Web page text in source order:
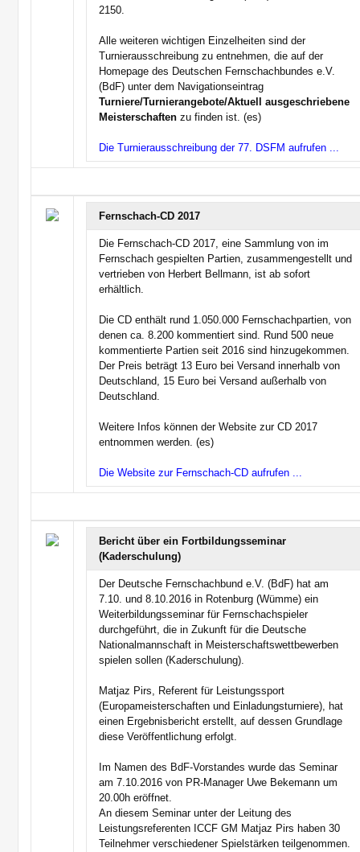
2150.
Alle weiteren wichtigen Einzelheiten sind der
Turnierausschreibung zu entnehmen, die auf der
Homepage des Deutschen Fernschachbundes e.V.
(BdF) unter dem Navigationseintrag
Turniere/Turnierangebote/Aktuell ausgeschriebene
Meisterschaften zu finden ist. (es)
Die Turnierausschreibung der 77. DSFM aufrufen ...
Fernschach-CD 2017
Die Fernschach-CD 2017, eine Sammlung von im
Fernschach gespielten Partien, zusammengestellt und
vertrieben von Herbert Bellmann, ist ab sofort
erhältlich.
Die CD enthält rund 1.050.000 Fernschachpartien, von
denen ca. 8.200 kommentiert sind. Rund 500 neue
kommentierte Partien seit 2016 sind hinzugekommen.
Der Preis beträgt 13 Euro bei Versand innerhalb von
Deutschland, 15 Euro bei Versand außerhalb von
Deutschland.
Weitere Infos können der Website zur CD 2017
entnommen werden. (es)
Die Website zur Fernschach-CD aufrufen ...
Bericht über ein Fortbildungsseminar
(Kaderschulung)
Der Deutsche Fernschachbund e.V. (BdF) hat am
7.10. und 8.10.2016 in Rotenburg (Wümme) ein
Weiterbildungsseminar für Fernschachspieler
durchgeführt, die in Zukunft für die Deutsche
Nationalmannschaft in Meisterschaftswettbewerben
spielen sollen (Kaderschulung).
Matjaz Pirs, Referent für Leistungssport
(Europameisterschaften und Einladungsturniere), hat
einen Ergebnisbericht erstellt, auf dessen Grundlage
diese Veröffentlichung erfolgt.
Im Namen des BdF-Vorstandes wurde das Seminar
am 7.10.2016 von PR-Manager Uwe Bekemann um
20.00h eröffnet.
An diesem Seminar unter der Leitung des
Leistungsreferenten ICCF GM Matjaz Pirs haben 30
Teilnehmer verschiedener Spielstärken teilgenommen.